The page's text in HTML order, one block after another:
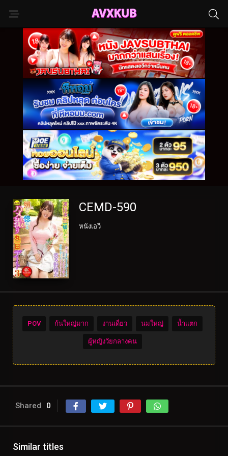
CEMD-590
หนังเอวี
POV ก้นใหญ่มาก งานเดี่ยว นมใหญ่ น้ำแตก
ผู้หญิงวัยกลางคน
Shared 0
Similar titles